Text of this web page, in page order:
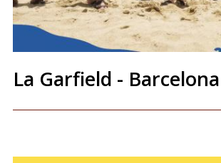
La Garfield - Barcelona